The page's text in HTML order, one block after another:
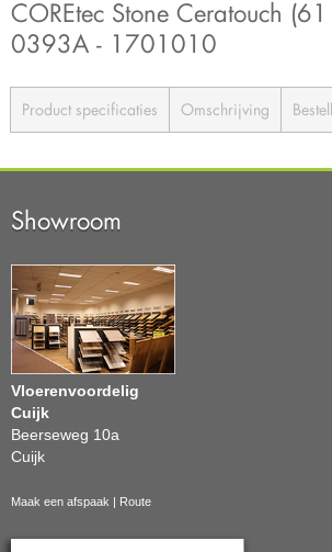
COREtec Stone Ceratouch
0393A - 1701010
Product specificaties Omschrijving
Showroom
Vloerenvoordelig
Cuijk
Beerseweg 10a
Cuijk
Maak een afspaak Route